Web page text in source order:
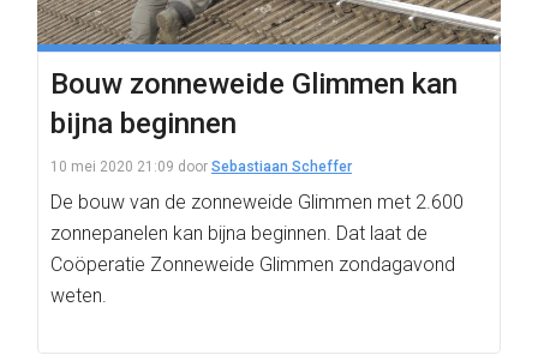
Bouw zonneweide Glimmen kan
bijna beginnen
10 mei 2020 21:09 door Sebastiaan Scheffer
De bouw van de zonneweide Glimmen met 2.600
zonnepanelen kan bijna beginnen. Dat laat de
Coöperatie Zonneweide Glimmen zondagavond
weten.